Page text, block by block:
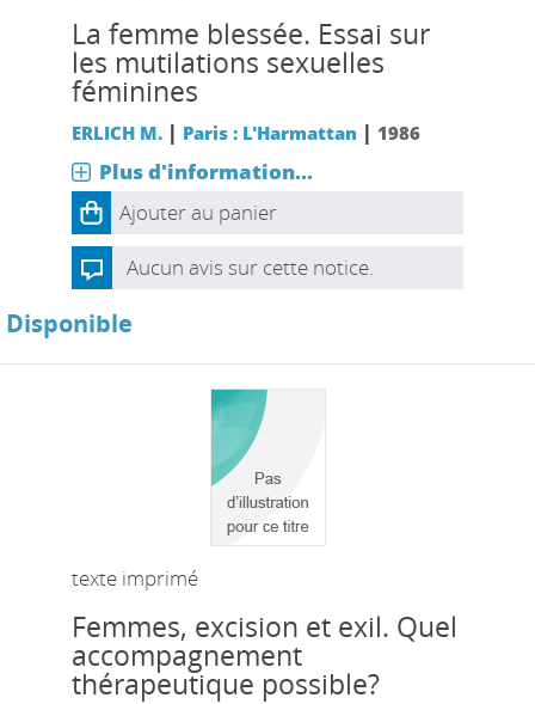
La femme blessée. Essai sur
les mutilations sexuelles
féminines
ERLICH M. | Paris : L'Harmattan | 1986
Plus d'information...
Ajouter au panier
Aucun avis sur cette notice.
Disponible
texte imprimé
Femmes, excision et exil. Quel
accompagnement
thérapeutique possible?